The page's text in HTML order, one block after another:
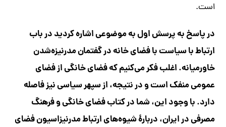
است.
در پاسخ به پرسش اول به موضوعی اشاره کردید در باب
ارتباط با سیاست با فضای خانه در گفتمان مدرنیزه‌شدن
خاورمیانه. اغلب فکر می‌کنیم که فضای خانگی از فضای
عمومی منفک است و در نتیجه، از سپهر سیاسی نیز فاصله
دارد. با وجود این، شما در کتاب فضای خانگی و فرهنگ
مصرفی در ایران، دربارۀ شیوه‌های ارتباط مدرنیزاسیون فضای